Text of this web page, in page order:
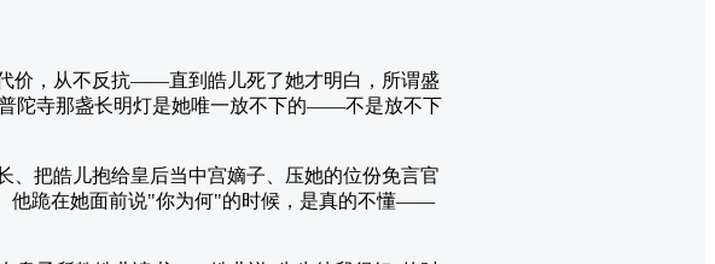
价，从不反抗——直到皓儿死了她才明白，所谓盛
陀寺那盏长明灯是她唯一放不下的——不是放不下
把皓儿抱给皇后当中宫嫡子、压她的位份免言官
他跪在她面前说"你为何"的时候，是真的不懂——